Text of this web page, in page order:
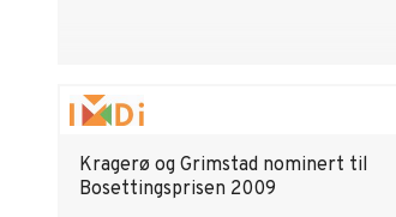
Kragerø og Grimstad nominert til
Bosettingsprisen 2009